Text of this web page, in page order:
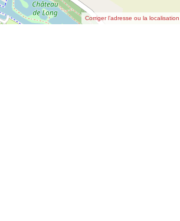
Corriger l’adresse ou la localisation